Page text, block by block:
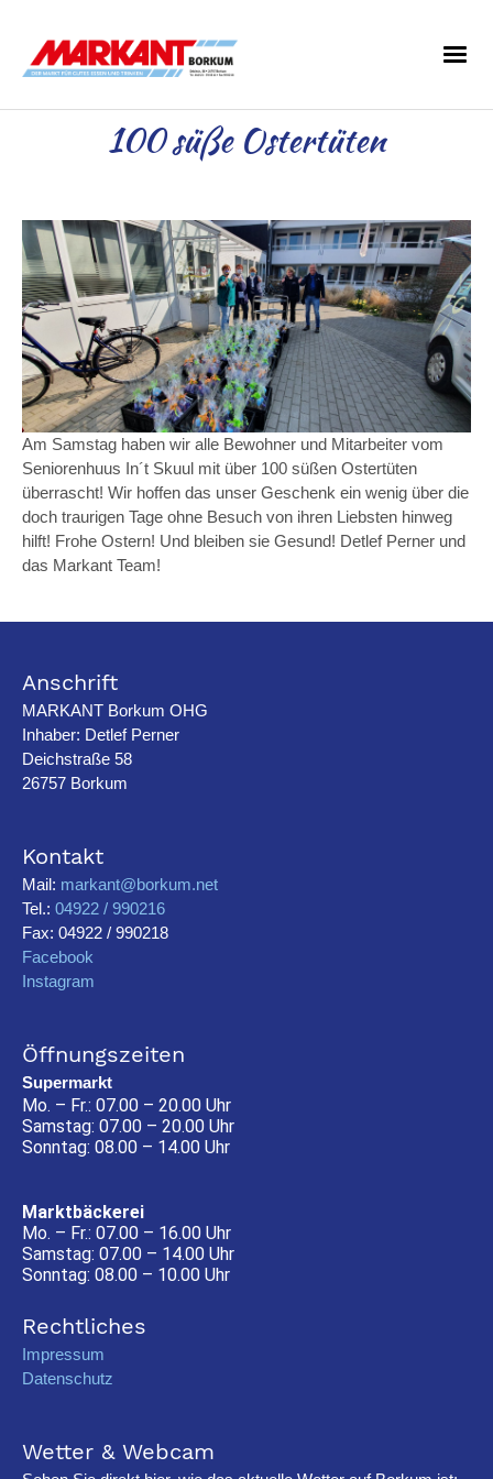
100 süße Ostertüten
Am Samstag haben wir alle Bewohner und Mitarbeiter vom
Seniorenhuus In´t Skuul mit über 100 süßen Ostertüten
überrascht! Wir hoffen das unser Geschenk ein wenig über die
doch traurigen Tage ohne Besuch von ihren Liebsten hinweg
hilft! Frohe Ostern! Und bleiben sie Gesund! Detlef Perner und
das Markant Team!
Anschrift
MARKANT Borkum OHG
Inhaber: Detlef Perner
Deichstraße 58
26757 Borkum
Kontakt
Mail: markant@borkum.net
Tel.: 04922 / 990216
Fax: 04922 / 990218
Facebook
Instagram
Öffnungszeiten
Supermarkt
Mo. – Fr.: 07.00 – 20.00 Uhr
Samstag: 07.00 – 20.00 Uhr
Sonntag: 08.00 – 14.00 Uhr
Marktbäckerei
Mo. – Fr.: 07.00 – 16.00 Uhr
Samstag: 07.00 – 14.00 Uhr
Sonntag: 08.00 – 10.00 Uhr
Rechtliches
Impressum
Datenschutz
Wetter & Webcam